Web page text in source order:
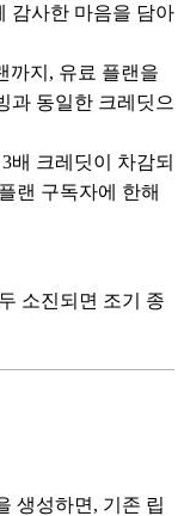
감사한 마음을 담아
까지, 유료 플랜을
과 동일한 크레딧으
배 크레딧이 차감되
랜 구독자에 한해
소진되면 조기 종
생성하면, 기존 립